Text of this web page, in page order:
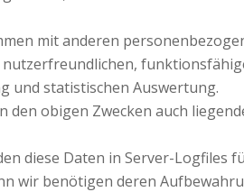
mit anderen
nutzerfreundlichen,
und statistischen Auswertung.
obigen Zwecken auch
diese Daten in Server-Logfiles
wir benötigen deren